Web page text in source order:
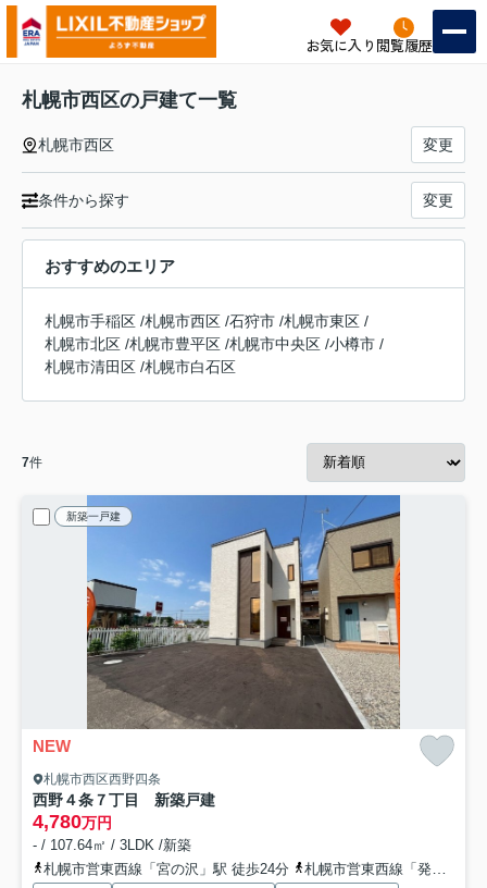
お気に入り 閲覧履歴
札幌市西区の戸建て一覧
札幌市西区 変更
条件から探す 変更
おすすめのエリア
札幌市手稲区 /札幌市西区 /石狩市 /札幌市東区 /
札幌市北区 /札幌市豊平区 /札幌市中央区 /小樽市 /
札幌市清田区 /札幌市白石区
7件
新築一戸建
NEW
札幌市西区西野四条
西野４条７丁目 新築戸建
4,780万円
- / 107.64㎡ / 3LDK /新築
札幌市営東西線「宮の沢」駅 徒歩24分
札幌市営東西線「発寒南」駅 徒歩27分